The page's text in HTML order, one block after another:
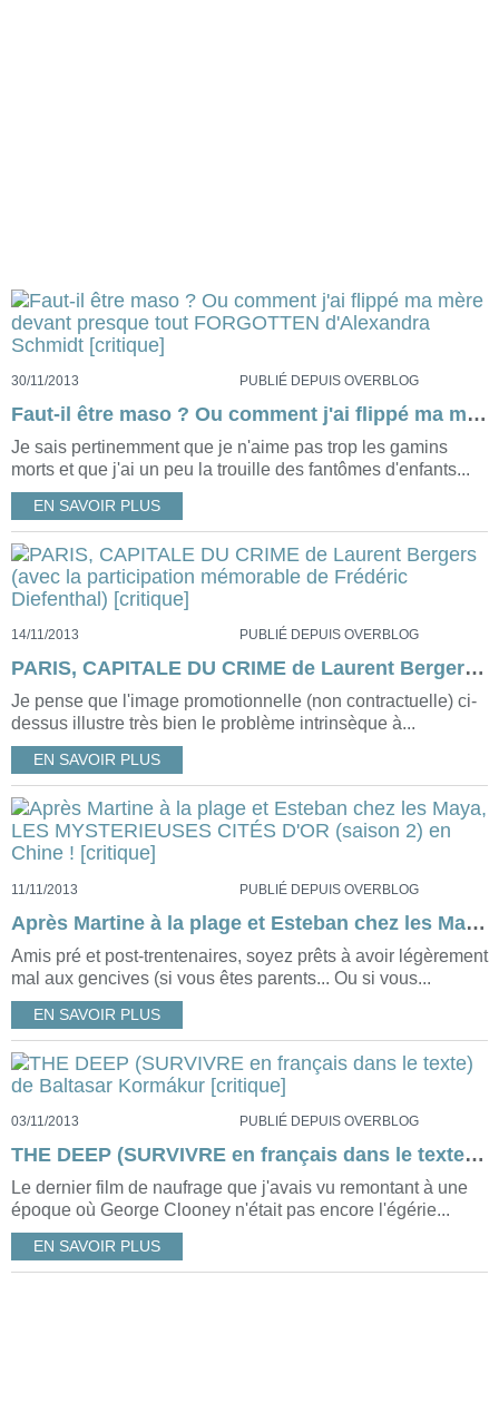
30/11/2013 PUBLIÉ DEPUIS OVERBLOG
Faut-il être maso ? Ou comment j'ai flippé ma mère devant presque tout FORGOTTEN d'Alexandra Schmidt [critique]
Je sais pertinemment que je n'aime pas trop les gamins
morts et que j'ai un peu la trouille des fantômes d'enfants...
EN SAVOIR PLUS
14/11/2013 PUBLIÉ DEPUIS OVERBLOG
PARIS, CAPITALE DU CRIME de Laurent Bergers (avec la participation mémorable de Frédéric Diefenthal) [critique]
Je pense que l'image promotionnelle (non contractuelle) ci-
dessus illustre très bien le problème intrinsèque à...
EN SAVOIR PLUS
11/11/2013 PUBLIÉ DEPUIS OVERBLOG
Après Martine à la plage et Esteban chez les Maya, LES MYSTERIEUSES CITÉS D'OR (saison 2) en Chine ! [critique]
Amis pré et post-trentenaires, soyez prêts à avoir légèrement
mal aux gencives (si vous êtes parents... Ou si vous...
EN SAVOIR PLUS
03/11/2013 PUBLIÉ DEPUIS OVERBLOG
THE DEEP (SURVIVRE en français dans le texte) de Baltasar Kormákur [critique]
Le dernier film de naufrage que j'avais vu remontant à une
époque où George Clooney n'était pas encore l'égérie...
EN SAVOIR PLUS